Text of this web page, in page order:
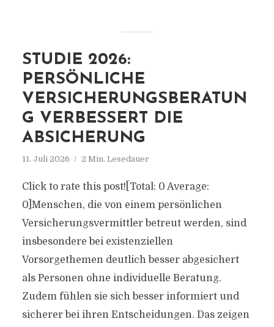
STUDIE 2026:
PERSÖNLICHE
VERSICHERUNGSBERATUN
G VERBESSERT DIE
ABSICHERUNG
11. Juli 2026 2 Min. Lesedauer
Click to rate this post![Total: 0 Average:
0]Menschen, die von einem persönlichen
Versicherungsvermittler betreut werden, sind
insbesondere bei existenziellen
Vorsorgethemen deutlich besser abgesichert
als Personen ohne individuelle Beratung.
Zudem fühlen sie sich besser informiert und
sicherer bei ihren Entscheidungen. Das zeigen